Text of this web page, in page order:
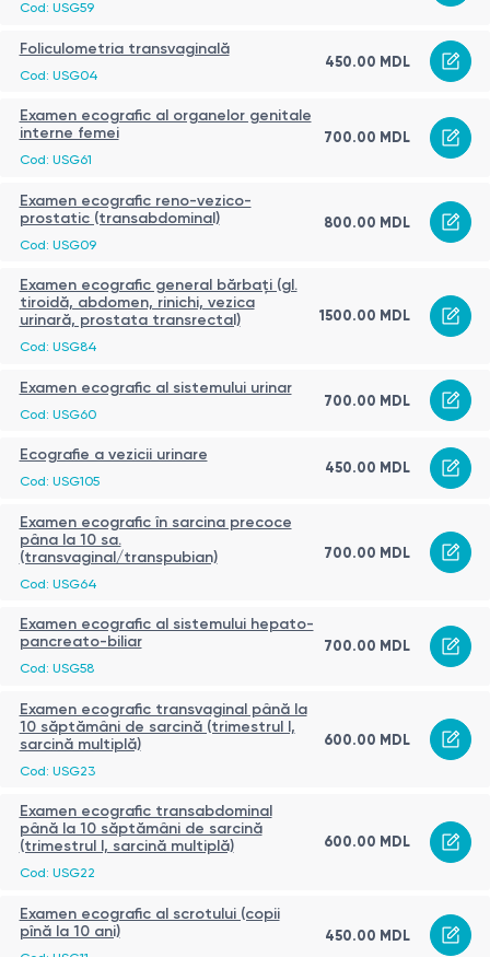
Cod: USG59
Foliculometria transvaginală
Cod: USG04
450.00 MDL
Examen ecografic al organelor genitale
interne femei
Cod: USG61
700.00 MDL
Examen ecografic reno-vezico-
prostatic (transabdominal)
Cod: USG09
800.00 MDL
Examen ecografic general bărbați (gl.
tiroidă, abdomen, rinichi, vezica
urinară, prostata transrectal)
Cod: USG84
1500.00 MDL
Examen ecografic al sistemului urinar
Cod: USG60
700.00 MDL
Ecografie a vezicii urinare
Cod: USG105
450.00 MDL
Examen ecografic în sarcina precoce
pâna la 10 sa.
(transvaginal/transpubian)
Cod: USG64
700.00 MDL
Examen ecografic al sistemului hepato-
pancreato-biliar
Cod: USG58
700.00 MDL
Examen ecografic transvaginal până la
10 săptămâni de sarcină (trimestrul I,
sarcină multiplă)
Cod: USG23
600.00 MDL
Examen ecografic transabdominal
până la 10 săptămâni de sarcină
(trimestrul I, sarcină multiplă)
Cod: USG22
600.00 MDL
Examen ecografic al scrotului (copii
pînă la 10 ani)
450.00 MDL